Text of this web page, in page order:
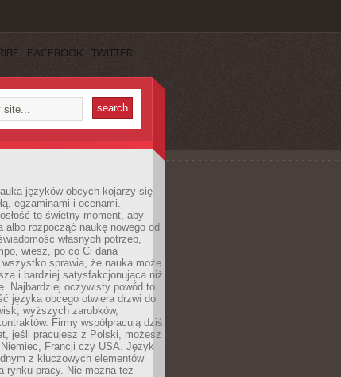
FACEBOOK TWITTER
języków obcych kojarzy się
egzaminami i ocenami.
to świetny moment, aby
albo rozpocząć naukę nowego od
własnych potrzeb,
wiesz, po co Ci dana
sprawia, że nauka może
i bardziej satysfakcjonująca niż
Najbardziej oczywisty powód to
języka obcego otwiera drzwi do
wyższych zarobków,
Firmy współpracują dziś
jeśli pracujesz z Polski, możesz
Francji czy USA. Język
z kluczowych elementów
rynku pracy. Nie można też